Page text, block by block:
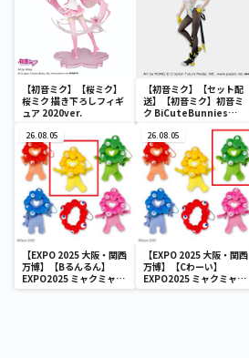
【初音ミク】【桜ミク】
桜ミク 描き下ろしフィギ
ュア 2020ver.
【初音ミク】【セット配
送】【初音ミク】初音ミ
ク BiCuteBunnies
－
26.08.05
【EXPO 2025 大阪・関西
万博】【Bるんるん】
EXPO2025 ミャクミャク
カラフルゴム紐付きぬい
26.08.05
【EXPO 2025 大阪・関西
万博】【Cわーい】
EXPO2025 ミャクミャク
カラフルゴム紐付きぬい